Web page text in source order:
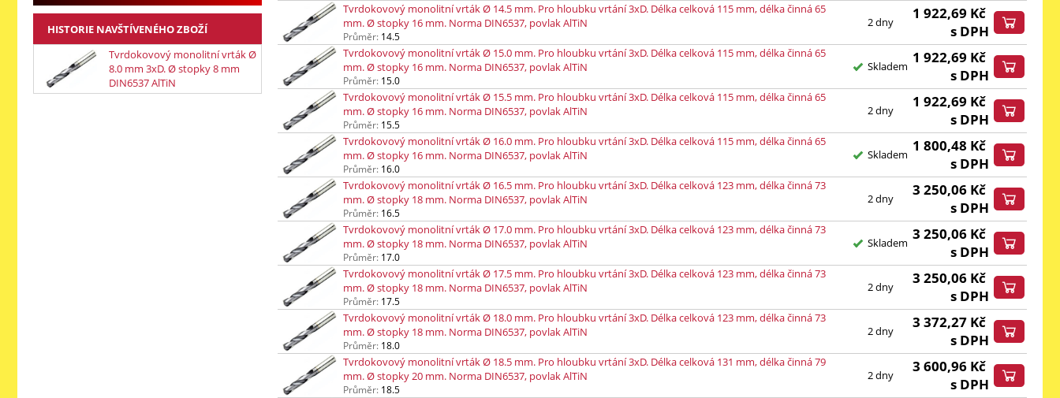
Tvrdokovový monolitní vrták Ø 14.5 mm. Pro hloubku vrtání 3xD. Délka celková 115 mm, délka činná 65
mm. Ø stopky 16 mm. Norma DIN6537, povlak AlTiN
Průměr: 14.5
2 dny 1 922,69 Kč
s DPH
Tvrdokovový monolitní vrták Ø 15.0 mm. Pro hloubku vrtání 3xD. Délka celková 115 mm, délka činná 65
mm. Ø stopky 16 mm. Norma DIN6537, povlak AlTiN
Průměr: 15.0
Skladem 1 922,69 Kč
s DPH
Tvrdokovový monolitní vrták Ø 15.5 mm. Pro hloubku vrtání 3xD. Délka celková 115 mm, délka činná 65
mm. Ø stopky 16 mm. Norma DIN6537, povlak AlTiN
Průměr: 15.5
2 dny 1 922,69 Kč
s DPH
Tvrdokovový monolitní vrták Ø 16.0 mm. Pro hloubku vrtání 3xD. Délka celková 115 mm, délka činná 65
mm. Ø stopky 16 mm. Norma DIN6537, povlak AlTiN
Průměr: 16.0
Skladem 1 800,48 Kč
s DPH
Tvrdokovový monolitní vrták Ø 16.5 mm. Pro hloubku vrtání 3xD. Délka celková 123 mm, délka činná 73
mm. Ø stopky 18 mm. Norma DIN6537, povlak AlTiN
Průměr: 16.5
2 dny 3 250,06 Kč
s DPH
Tvrdokovový monolitní vrták Ø 17.0 mm. Pro hloubku vrtání 3xD. Délka celková 123 mm, délka činná 73
mm. Ø stopky 18 mm. Norma DIN6537, povlak AlTiN
Průměr: 17.0
Skladem 3 250,06 Kč
s DPH
Tvrdokovový monolitní vrták Ø 17.5 mm. Pro hloubku vrtání 3xD. Délka celková 123 mm, délka činná 73
mm. Ø stopky 18 mm. Norma DIN6537, povlak AlTiN
Průměr: 17.5
2 dny 3 250,06 Kč
s DPH
Tvrdokovový monolitní vrták Ø 18.0 mm. Pro hloubku vrtání 3xD. Délka celková 123 mm, délka činná 73
mm. Ø stopky 18 mm. Norma DIN6537, povlak AlTiN
Průměr: 18.0
2 dny 3 372,27 Kč
s DPH
Tvrdokovový monolitní vrták Ø 18.5 mm. Pro hloubku vrtání 3xD. Délka celková 131 mm, délka činná 79
mm. Ø stopky 20 mm. Norma DIN6537, povlak AlTiN
Průměr: 18.5
2 dny 3 600,96 Kč
s DPH
HISTORIE NAVŠTÍVENÉHO ZBOŽÍ
Tvrdokovový monolitní vrták Ø
8.0 mm 3xD. Ø stopky 8 mm
DIN6537 AlTiN